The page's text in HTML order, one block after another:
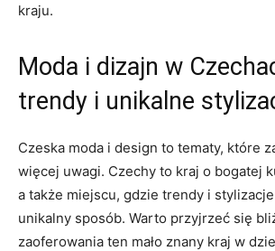
kraju.
Moda i dizajn w
trendy i ​unikalne
Czeska moda i design to tematy, które
więcej uwagi. Czechy to kraj o bogatej
a także ‍miejscu, gdzie trendy i
unikalny sposób. Warto‌ przyjrzeć się
‌zaoferowania ten ⁤mało znany kraj ‌w